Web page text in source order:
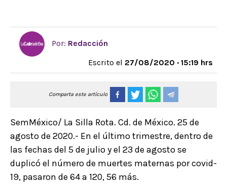
Por: Redacción
Escrito el 27/08/2020 · 15:19 hrs
Comparta este artículo
SemMéxico/ La Silla Rota. Cd. de México. 25 de
agosto de 2020.- En el último trimestre, dentro de
las fechas del 5 de julio y el 23 de agosto se
duplicó el número de muertes maternas por covid-
19, pasaron de 64 a 120, 56 más.